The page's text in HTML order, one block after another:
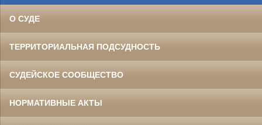
О СУДЕ
ТЕРРИТОРИАЛЬНАЯ ПОДСУДНОСТЬ
СУДЕЙСКОЕ СООБЩЕСТВО
НОРМАТИВНЫЕ АКТЫ